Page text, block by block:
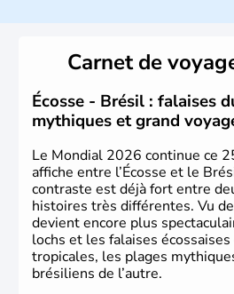
du Brésil ont été atteintes par
1500. Durant le XVIe siècle, de
venus d'Afrique ont permis
ressources en sucre du pays.
Carnet de
Écosse - Brésil : falaises
mythiques et grand
Le Mondial 2026 continue ce
affiche entre l’Écosse et le
contraste est déjà fort entre
histoires très différentes. Vu
devient encore plus
lochs et les falaises écossaises
tropicales, les plages
brésiliens de l’autre.